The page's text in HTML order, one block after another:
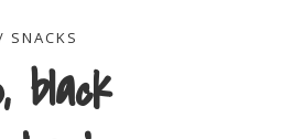
SNACKS
black